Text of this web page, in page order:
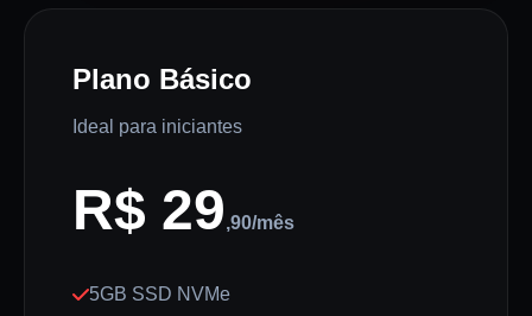
Plano Básico
Ideal para iniciantes
R$ 29,90/mês
5GB SSD NVMe